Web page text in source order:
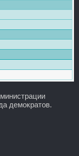
демократов.